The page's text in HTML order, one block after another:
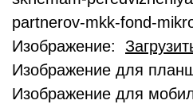
partnerov-mkk-fond-
Изображение:
Изображение для
Изображение для